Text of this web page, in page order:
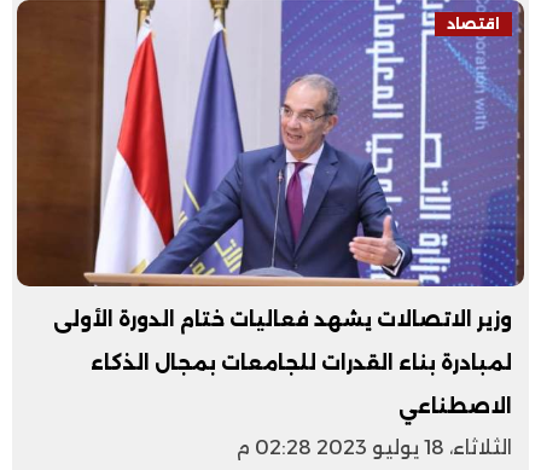
اقتصاد
وزير الاتصالات يشهد فعاليات ختام الدورة الأولى
لمبادرة بناء القدرات للجامعات بمجال الذكاء
الاصطناعي
الثلاثاء، 18 يوليو 2023 02:28 م